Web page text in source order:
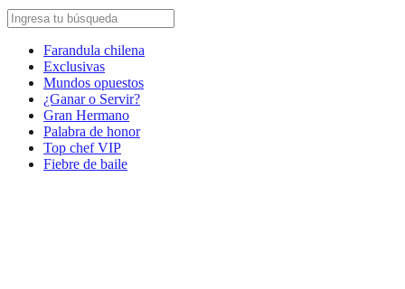
Farandula chilena
Exclusivas
Mundos opuestos
¿Ganar o Servir?
Gran Hermano
Palabra de honor
Top chef VIP
Fiebre de baile